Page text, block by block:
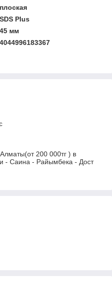
плоская
SDS Plus
45 мм
4044996183367
200 000тг ) в
- Саина - Райымбека - Дост